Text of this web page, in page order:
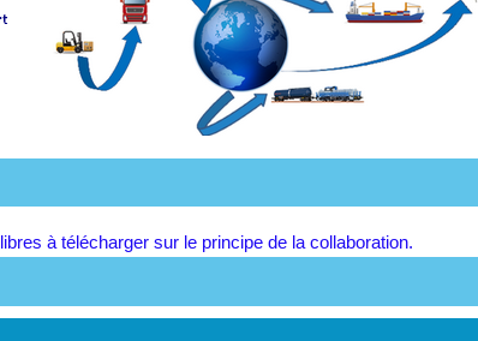
à télécharger sur le principe de la collaboration.